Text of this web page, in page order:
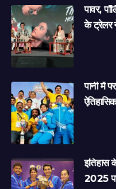
पावर,
के ट्रेलर
पानी में
इतिहास
2025